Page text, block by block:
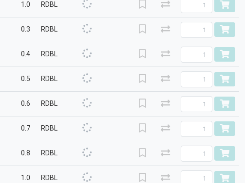
1.0 RDBL
0.3 RDBL
0.4 RDBL
0.5 RDBL
0.6 RDBL
0.7 RDBL
0.8 RDBL
1.0 RDBL